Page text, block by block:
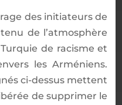
des initiateurs de
de l’atmosphère
de racisme et
les Arméniens.
ci-dessus mettent
de supprimer le